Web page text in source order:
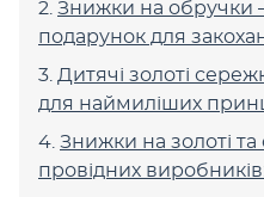
Знижки на обручки
подарунок для
Дитячі золоті
для наймиліших
Знижки на золоті та
провідних